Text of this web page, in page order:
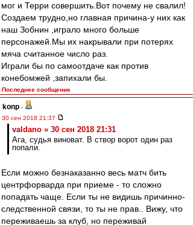
мог и Терри совершить.Вот почему не свалил!
Cоздаем трудно,но главная причина-у них как
наш Зобнин ,играло много больше
персонажей.Мы их накрывали при потерях
мяча считанное число раз.
Играли бы по самоотдаче как против
конебомжей ,запихали бы.
Последнее сообщение
konp -
30 сен 2018 21:37
valdano » 30 сен 2018 21:31
Ага, судья виноват. В створ ворот один раз
попали.
Если можно безнаказанно весь матч бить
центрфорварда при приеме - то сложно
попадать чаще. Если ты не видишь причинно-
следственной связи, то ты не прав.. Вижу, что
переживаешь за клуб, но переживай